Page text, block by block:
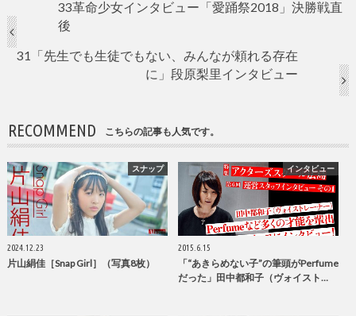
33革命少女インタビュー「愛踊祭2018」決勝戦直
後
31「先生でも生徒でもない、みんなが頼れる存在
に」段原梨里インタビュー
RECOMMEND こちらの記事も人気です。
スナップ
2024.12.23
片山絹佳［Snap Girl］（写真8枚）
インタビュー
2015.6.15
「“あきらめない子”の筆頭がPerfume
だった」田中都和子（ヴォイスト…